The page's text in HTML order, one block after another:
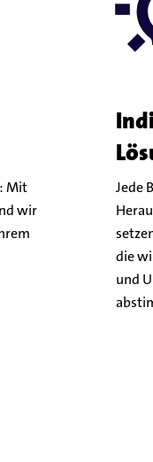
Mit
wir
Jede
die
und